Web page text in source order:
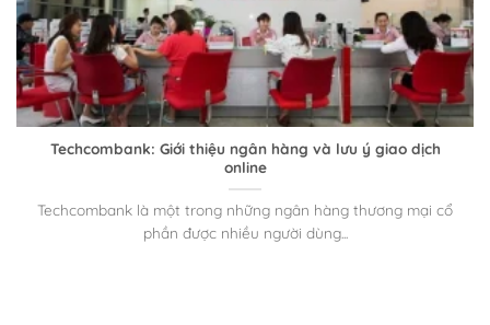
Techcombank: Giới thiệu ngân hàng và lưu ý giao dịch
online
Techcombank là một trong những ngân hàng thương mại cổ
phần được nhiều người dùng...